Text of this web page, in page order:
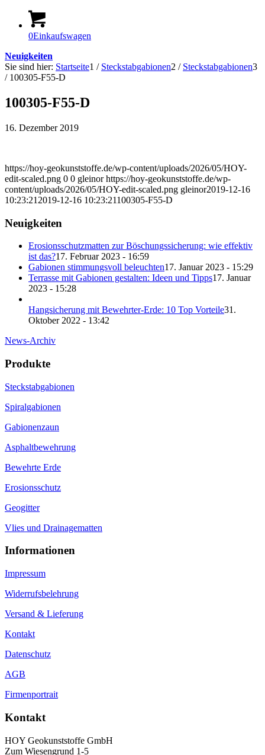
0Einkaufswagen
Neuigkeiten
Sie sind hier: Startseite1 / Steckstabgabionen2 / Steckstabgabionen3
/ 100305-F55-D
100305-F55-D
16. Dezember 2019
https://hoy-geokunststoffe.de/wp-content/uploads/2026/05/HOY-
edit-scaled.png 0 0 gleinor https://hoy-geokunststoffe.de/wp-
content/uploads/2026/05/HOY-edit-scaled.png gleinor2019-12-16
10:23:21 2019-12-16 10:23:21100305-F55-D
Neuigkeiten
Erosionsschutzmatten zur Böschungssicherung: wie effektiv
ist das?17. Februar 2023 - 16:59
Gabionen stimmungsvoll beleuchten17. Januar 2023 - 15:29
Terrasse mit Gabionen gestalten: Ideen und Tipps17. Januar
2023 - 15:28
Hangsicherung mit Bewehrter-Erde: 10 Top Vorteile31.
Oktober 2022 - 13:42
News-Archiv
Produkte
Steckstabgabionen
Spiralgabionen
Gabionenzaun
Asphaltbewehrung
Bewehrte Erde
Erosionsschutz
Geogitter
Vlies und Drainagematten
Informationen
Impressum
Widerrufsbelehrung
Versand & Lieferung
Kontakt
Datenschutz
AGB
Firmenportrait
Kontakt
HOY Geokunststoffe GmbH
Zum Wiesengrund 1-5